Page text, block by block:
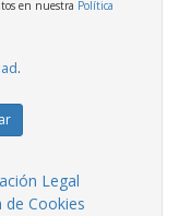
en nuestra Política
.
Legal
de Cookies